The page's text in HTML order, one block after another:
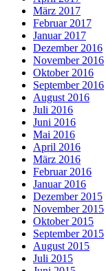
März 2017
Februar 2017
Januar 2017
Dezember 2016
November 2016
Oktober 2016
September 2016
August 2016
Juli 2016
Juni 2016
Mai 2016
April 2016
März 2016
Februar 2016
Januar 2016
Dezember 2015
November 2015
Oktober 2015
September 2015
August 2015
Juli 2015